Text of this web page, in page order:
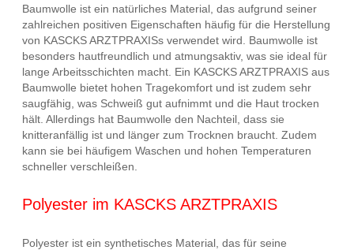
Baumwolle ist ein natürliches Material, das aufgrund seiner
zahlreichen positiven Eigenschaften häufig für die Herstellung
von KASCKS ARZTPRAXISs verwendet wird. Baumwolle ist
besonders hautfreundlich und atmungsaktiv, was sie ideal für
lange Arbeitsschichten macht. Ein KASCKS ARZTPRAXIS aus
Baumwolle bietet hohen Tragekomfort und ist zudem sehr
saugfähig, was Schweiß gut aufnimmt und die Haut trocken
hält. Allerdings hat Baumwolle den Nachteil, dass sie
knitteranfällig ist und länger zum Trocknen braucht. Zudem
kann sie bei häufigem Waschen und hohen Temperaturen
schneller verschleißen.
Polyester im KASCKS ARZTPRAXIS
Polyester ist ein synthetisches Material, das für seine